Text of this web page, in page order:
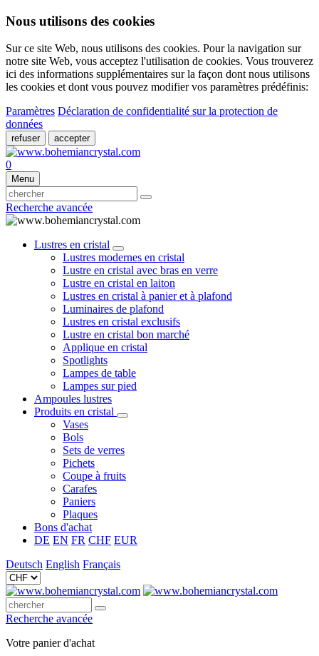
Nous utilisons des cookies
Sur ce site Web, nous utilisons des cookies. Pour la navigation sur
notre site Web, vous acceptez l'utilisation de cookies. Vous trouverez
ici des informations supplémentaires sur la façon dont nous utilisons
les cookies et dont vous pouvez modifier vos paramètres prédéfinis:
Paramètres Déclaration de confidentialité sur la protection de
données
refuser accepter
0
Menu
Recherche avancée
Lustres en cristal
Lustres modernes en cristal
Lustre en cristal avec bras en verre
Lustre en cristal en laiton
Lustres en cristal à panier et à plafond
Luminaires de plafond
Lustres en cristal exclusifs
Lustre en cristal bon marché
Applique en cristal
Spotlights
Lampes de table
Lampes sur pied
Ampoules lustres
Produits en cristal
Vases
Bols
Sets de verres
Pichets
Coupe à fruits
Carafes
Paniers
Plaques
Bons d'achat
DE EN FR CHF EUR
Deutsch English Français
Recherche avancée
Votre panier d'achat